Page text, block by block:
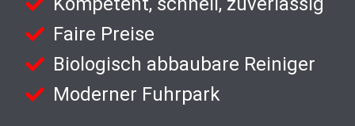
Faire Preise
Biologisch abbaubare Reiniger
Moderner Fuhrpark